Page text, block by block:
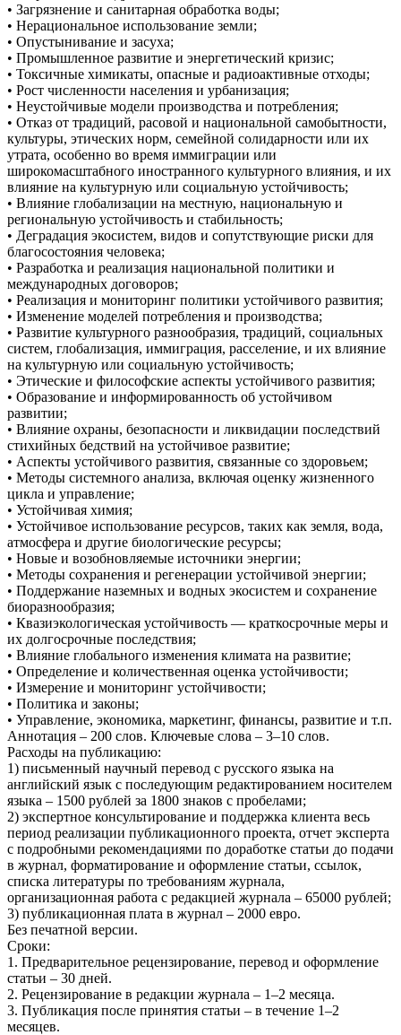
• Загрязнение и санитарная обработка воды;
• Нерациональное использование земли;
• Опустынивание и засуха;
• Промышленное развитие и энергетический кризис;
• Токсичные химикаты, опасные и радиоактивные отходы;
• Рост численности населения и урбанизация;
• Неустойчивые модели производства и потребления;
• Отказ от традиций, расовой и национальной самобытности,
культуры, этических норм, семейной солидарности или их
утрата, особенно во время иммиграции или
широкомасштабного иностранного культурного влияния, и их
влияние на культурную или социальную устойчивость;
• Влияние глобализации на местную, национальную и
региональную устойчивость и стабильность;
• Деградация экосистем, видов и сопутствующие риски для
благосостояния человека;
• Разработка и реализация национальной политики и
международных договоров;
• Реализация и мониторинг политики устойчивого развития;
• Изменение моделей потребления и производства;
• Развитие культурного разнообразия, традиций, социальных
систем, глобализация, иммиграция, расселение, и их влияние
на культурную или социальную устойчивость;
• Этические и философские аспекты устойчивого развития;
• Образование и информированность об устойчивом
развитии;
• Влияние охраны, безопасности и ликвидации последствий
стихийных бедствий на устойчивое развитие;
• Аспекты устойчивого развития, связанные со здоровьем;
• Методы системного анализа, включая оценку жизненного
цикла и управление;
• Устойчивая химия;
• Устойчивое использование ресурсов, таких как земля, вода,
атмосфера и другие биологические ресурсы;
• Новые и возобновляемые источники энергии;
• Методы сохранения и регенерации устойчивой энергии;
• Поддержание наземных и водных экосистем и сохранение
биоразнообразия;
• Квазиэкологическая устойчивость — краткосрочные меры и
их долгосрочные последствия;
• Влияние глобального изменения климата на развитие;
• Определение и количественная оценка устойчивости;
• Измерение и мониторинг устойчивости;
• Политика и законы;
• Управление, экономика, маркетинг, финансы, развитие и т.п.
Аннотация – 200 слов. Ключевые слова – 3–10 слов.
Расходы на публикацию:
1) письменный научный перевод с русского языка на
английский язык с последующим редактированием носителем
языка – 1500 рублей за 1800 знаков с пробелами;
2) экспертное консультирование и поддержка клиента весь
период реализации публикационного проекта, отчет эксперта
с подробными рекомендациями по доработке статьи до подачи
в журнал, форматирование и оформление статьи, ссылок,
списка литературы по требованиям журнала,
организационная работа с редакцией журнала – 65000 рублей;
3) публикационная плата в журнал – 2000 евро.
Без печатной версии.
Сроки:
1. Предварительное рецензирование, перевод и оформление
статьи – 30 дней.
2. Рецензирование в редакции журнала – 1–2 месяца.
3. Публикация после принятия статьи – в течение 1–2
месяцев.